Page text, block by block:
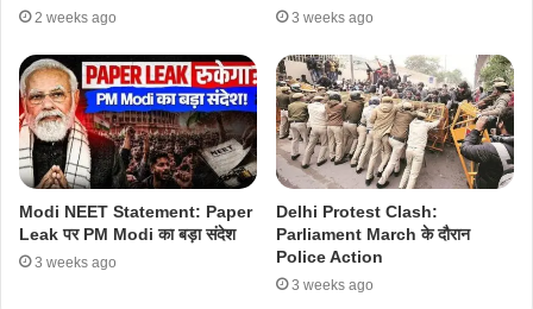
2 weeks ago 3 weeks ago
Modi NEET Statement: Paper
Leak पर PM Modi का बड़ा संदेश
3 weeks ago
Delhi Protest Clash:
Parliament March के दौरान
Police Action
3 weeks ago